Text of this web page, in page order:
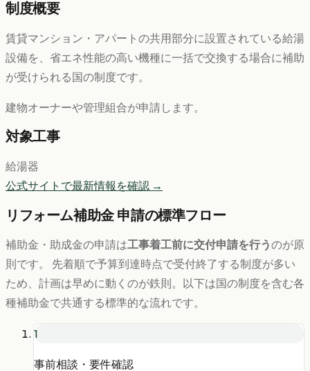
制度概要
賃貸マンション・アパートの共用部分に設置されている給湯
設備を、省エネ性能の高い機種に一括で交換する場合に補助
が受けられる国の制度です。
建物オーナーや管理組合が申請します。
対象工事
給湯器
公式サイトで最新情報を確認 →
リフォーム補助金 申請の標準フロー
補助金・助成金の申請は工事着工前に交付申請を行うのが原
則です。 先着順で予算到達時点で受付終了する制度が多い
ため、計画は早めに動くのが鉄則。以下は国の制度を含む各
種補助金で共通する標準的な流れです。
1
事前相談・要件確認